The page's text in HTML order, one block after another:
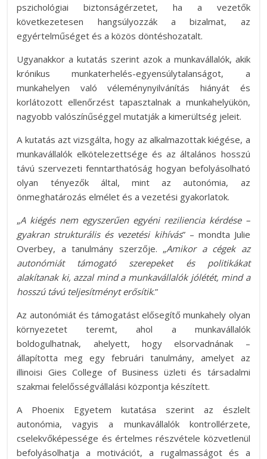
pszichológiai biztonságérzetet, ha a vezetők
következetesen hangsúlyozzák a bizalmat, az
egyértelműséget és a közös döntéshozatalt.
Ugyanakkor a kutatás szerint azok a munkavállalók, akik
krónikus munkaterhelés-egyensúlytalanságot, a
munkahelyen való véleménynyilvánítás hiányát és
korlátozott ellenőrzést tapasztalnak a munkahelyükön,
nagyobb valószínűséggel mutatják a kimerültség jeleit.
A kutatás azt vizsgálta, hogy az alkalmazottak kiégése, a
munkavállalók elkötelezettsége és az általános hosszú
távú szervezeti fenntarthatóság hogyan befolyásolható
olyan tényezők által, mint az autonómia, az
önmeghatározás elmélet és a vezetési gyakorlatok.
„A kiégés nem egyszerűen egyéni reziliencia kérdése –
gyakran strukturális és vezetési kihívás” – mondta Julie
Overbey, a tanulmány szerzője. „Amikor a cégek az
autonómiát támogató szerepeket és politikákat
alakítanak ki, azzal mind a munkavállalók jólétét, mind a
hosszú távú teljesítményt erősítik.”
Az autonómiát és támogatást elősegítő munkahely olyan
környezetet teremt, ahol a munkavállalók
boldogulhatnak, ahelyett, hogy elsorvadnának –
állapította meg egy februári tanulmány, amelyet az
illinoisi Gies College of Business üzleti és társadalmi
szakmai felelősségvállalási központja készített.
A Phoenix Egyetem kutatása szerint az észlelt
autonómia, vagyis a munkavállalók kontrollérzete,
cselekvőképessége és értelmes részvétele közvetlenül
befolyásolhatja a motivációt, a rugalmasságot és a